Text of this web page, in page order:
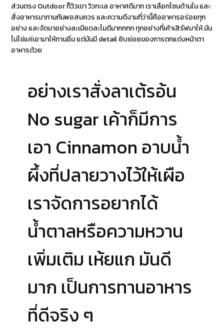
ส่วนตรง Outdoor ก็วิวเขา วิวทะเล อาหาศดีมาก เราเลือกโซนด้านใน และ
สั่งอาหารมาทานกันพอสมควร และความดีงามที่ว่านี้คืออาหารอร่อยทุก
อย่าง และจัดมาอย่างละเมียดละไมดีมากกกก ทุกอย่างที่เค้าเสิร์ฟมาให้ มัน
ไม่ใช่แค่เอามาให้ทานอิ่ม แต่มันมี detail ยิบย่อยของการตกแต่งหน้าตา
อาหารด้วย
อย่างเราสั่งลาเต้รอ้น
No sugar เค้าก็มีการ
เอา Cinnamon อาบน้ำ
ผึ้งที่ปลายวางไว้ให้เผือ
เราจัดการอยากได้
น้ำตาลหรือความหวาน
เพิ่มเติม เห้ยแก มันดี
มาก เป็นการทานอาหาร
ที่ดีจริง ๆ